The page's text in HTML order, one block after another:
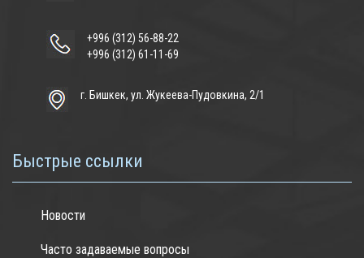
+996 (312) 56-88-22
+996 (312) 61-11-69
г. Бишкек, ул. Жукеева-Пудовкина, 2/1
Быстрые ссылки
Новости
Часто задаваемые вопросы